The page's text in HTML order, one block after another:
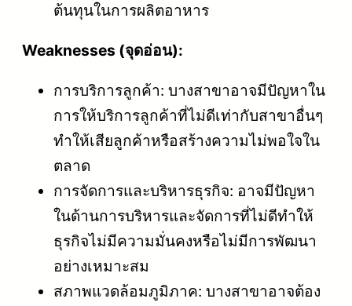
ต้นทุนในการผลิตอาหาร
Weaknesses (จุดอ่อน):
การบริการลูกค้า: บางสาขาอาจมีปัญหาใน
การให้บริการลูกค้าที่ไม่ดีเท่ากับสาขาอื่นๆ
ทำให้เสียลูกค้าหรือสร้างความไม่พอใจใน
ตลาด
การจัดการและบริหารธุรกิจ: อาจมีปัญหา
ในด้านการบริหารและจัดการที่ไม่ดีทำให้
ธุรกิจไม่มีความมั่นคงหรือไม่มีการพัฒนา
อย่างเหมาะสม
สภาพแวดล้อมภูมิภาค: บางสาขาอาจต้อง